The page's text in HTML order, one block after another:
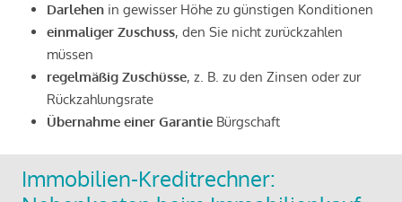
Darlehen in gewisser Höhe zu günstigen Konditionen
einmaliger Zuschuss, den Sie nicht zurückzahlen
müssen
regelmäßig Zuschüsse, z. B. zu den Zinsen oder zur
Rückzahlungsrate
Übernahme einer Garantie Bürgschaft
Immobilien-Kreditrechner: